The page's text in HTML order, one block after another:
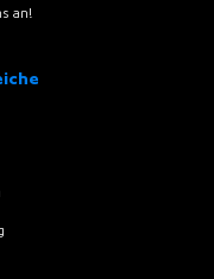
an!